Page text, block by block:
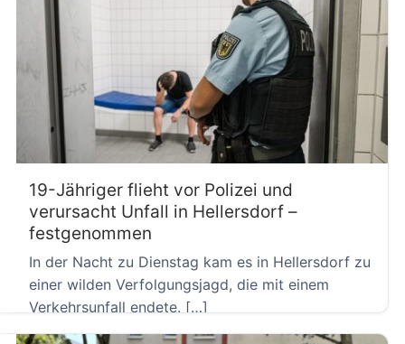
19-Jähriger flieht vor Polizei und
verursacht Unfall in Hellersdorf –
festgenommen
In der Nacht zu Dienstag kam es in Hellersdorf zu
einer wilden Verfolgungsjagd, die mit einem
Verkehrsunfall endete. […]